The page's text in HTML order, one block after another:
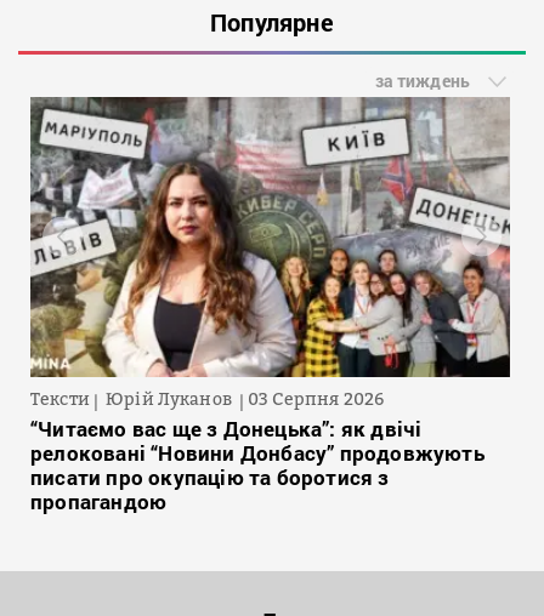
Популярне
за тиждень
Тексти Юрій Луканов 03 Серпня 2026
“Читаємо вас ще з Донецька”: як двічі
релоковані “Новини Донбасу” продовжують
писати про окупацію та боротися з
пропагандою